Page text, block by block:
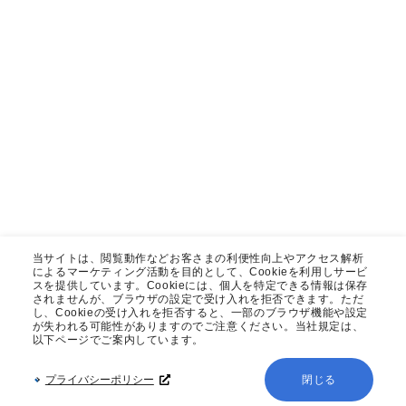
当サイトは、閲覧動作などお客さまの利便性向上やアクセス解析
によるマーケティング活動を目的として、Cookieを利用しサービ
スを提供しています。Cookieには、個人を特定できる情報は保存
されませんが、ブラウザの設定で受け入れを拒否できます。ただ
し、Cookieの受け入れを拒否すると、一部のブラウザ機能や設定
が失われる可能性がありますのでご注意ください。当社規定は、
以下ページでご案内しています。
プライバシーポリシー 閉じる